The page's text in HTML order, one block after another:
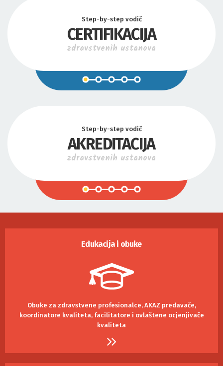
Step-by-step vodič
CERTIFIKACIJA
zdravstvenih ustanova
Step-by-step vodič
AKREDITACIJA
zdravstvenih ustanova
Edukacija i obuke
Obuke za zdravstvene profesionalce, AKAZ predavače,
koordinatore kvaliteta, facilitatore i ovlaštene ocjenjivače
kvaliteta